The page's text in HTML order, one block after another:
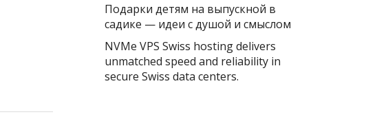
Подарки детям на выпускной в
садике — идеи с душой и смыслом
NVMe VPS Swiss hosting delivers
unmatched speed and reliability in
secure Swiss data centers.